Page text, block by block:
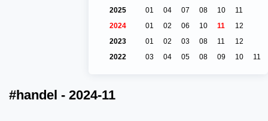
2025
01 04 07 08 10
11
2024
01 02 06 10 11
12
2023
01 02 03 08 11
12
2022
03 04 05 08 09 10 11
#handel - 2024-11